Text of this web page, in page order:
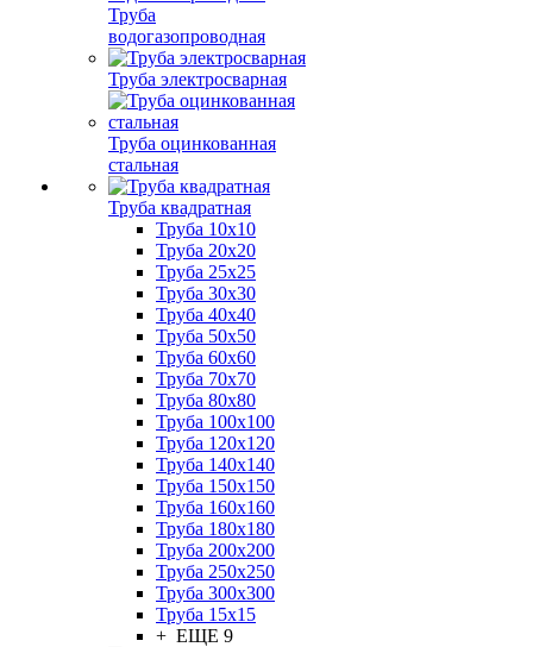
Труба
водогазопроводная
Труба электросварная
Труба оцинкованная
стальная
Труба квадратная
Труба 10x10
Труба 20x20
Труба 25x25
Труба 30x30
Труба 40x40
Труба 50x50
Труба 60x60
Труба 70x70
Труба 80x80
Труба 100x100
Труба 120x120
Труба 140x140
Труба 150x150
Труба 160x160
Труба 180x180
Труба 200x200
Труба 250x250
Труба 300x300
Труба 15x15
+ ЕЩЕ 9